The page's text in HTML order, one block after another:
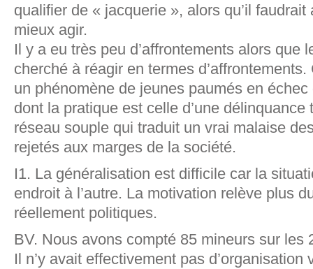
qualifier de « jacquerie », alors qu’il
mieux agir.
Il y a eu très peu d’affrontements alors que
cherché à réagir en termes
un phénomène de jeunes paumés en
dont la pratique est celle d’une
réseau souple qui traduit un vrai malaise
rejetés aux marges de la société.
I1. La généralisation est difficile car la
endroit à l’autre. La motivation relève plus
réellement politiques.
BV. Nous avons compté 85 mineurs sur les
Il n’y avait effectivement pas d’organisation